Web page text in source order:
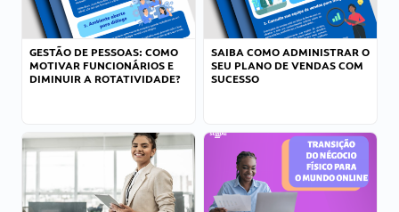
GESTÃO DE PESSOAS: COMO
MOTIVAR FUNCIONÁRIOS E
DIMINUIR A ROTATIVIDADE?
SAIBA COMO ADMINISTRAR O
SEU PLANO DE VENDAS COM
SUCESSO